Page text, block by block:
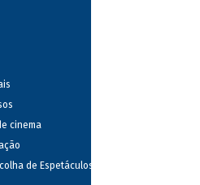
cinema
de Espetáculos